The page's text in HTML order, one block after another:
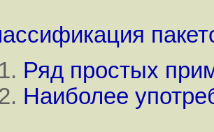
Ряд простых
Наиболее